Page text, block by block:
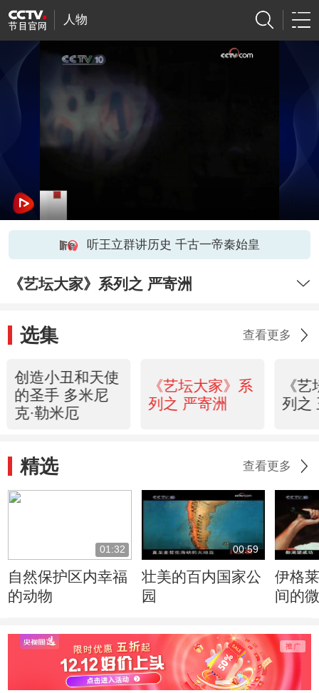
人物
听王立群讲历史 千古一帝秦始皇
《艺坛大家》系列之 严寄洲
选集 查看更多
创造小丑和天使
的圣手 多米尼
克·勒米厄
《艺坛大家》系
列之 严寄洲
《
列之
精选 查看更多
01:32
自然保护区内幸福
的动物
00:59
壮美的百内国家公
园
伊格
间的